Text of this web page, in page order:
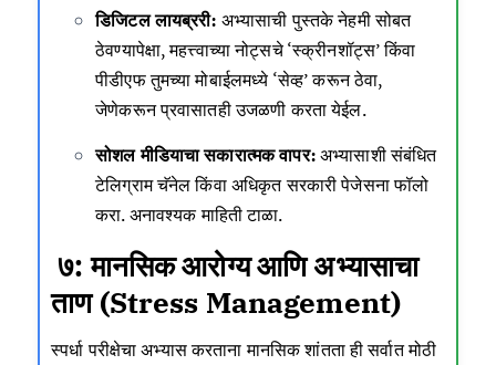
डिजिटल लायब्ररी: अभ्यासाची पुस्तके नेहमी सोबत
ठेवण्यापेक्षा, महत्त्वाच्या नोट्सचे ‘स्क्रीनशॉट्स’ किंवा
पीडीएफ तुमच्या मोबाईलमध्ये ‘सेव्ह’ करून ठेवा,
जेणेकरून प्रवासातही उजळणी करता येईल.
सोशल मीडियाचा सकारात्मक वापर:अभ्यासाशी संबंधित
टेलिग्राम चॅनेल किंवा अधिकृत सरकारी पेजेसना फॉलो
करा. अनावश्यक माहिती टाळा.
७: मानसिक आरोग्य आणि अभ्यासाचा
ताण (Stress Management)
स्पर्धा परीक्षेचा अभ्यास करताना मानसिक शांतता ही सर्वात मोठी